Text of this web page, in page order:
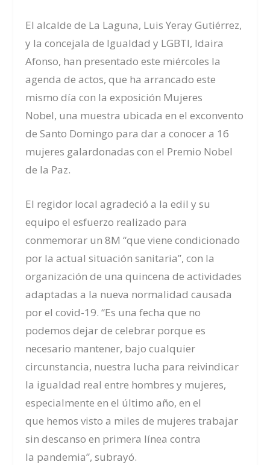
El alcalde de La Laguna, Luis Yeray Gutiérrez,
y la concejala de Igualdad y LGBTI, Idaira
Afonso, han presentado este miércoles la
agenda de actos, que ha arrancado este
mismo día con la exposición Mujeres
Nobel, una muestra ubicada en el exconvento
de Santo Domingo para dar a conocer a 16
mujeres galardonadas con el Premio Nobel
de la Paz.
El regidor local agradeció a la edil y su
equipo el esfuerzo realizado para
conmemorar un 8M “que viene condicionado
por la actual situación sanitaria”, con la
organización de una quincena de actividades
adaptadas a la nueva normalidad causada
por el covid-19. “Es una fecha que no
podemosdejar de celebrar porque es
necesario mantener, bajo cualquier
circunstancia, nuestra lucha para reivindicar
la igualdad real entre hombres y mujeres,
especialmente en el último año, en el
que hemos visto a miles de mujeres trabajar
sin descanso en primera línea contra
la pandemia”, subrayó.